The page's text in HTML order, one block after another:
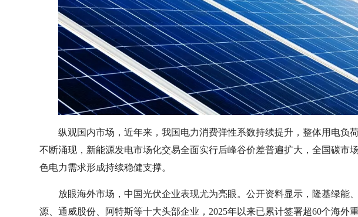
纵观国内市场，近年来，我国电力消费弹性系数持续提升，整体用电负
不断涌现，新能源发电市场化交易全面实行后峰谷价差普遍扩大，全国碳市
色电力需求形成持续稳健支撑。
放眼海外市场，中国光伏企业表现尤为亮眼。公开资料显示，隆基绿能
源、通威股份、阿特斯等十大头部企业，2025年以来已累计签署超60个海外